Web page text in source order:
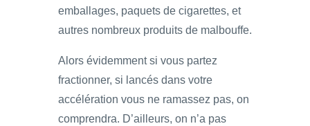
emballages, paquets de cigarettes, et
autres nombreux produits de malbouffe.
Alors évidemment si vous partez
fractionner, si lancés dans votre
accélération vous ne ramassez pas, on
comprendra. D’ailleurs, on n’a pas